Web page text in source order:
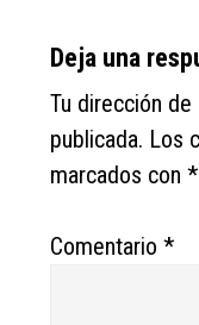
Deja una
Tu dirección
publicada. Los
marcados con*
Comentario*